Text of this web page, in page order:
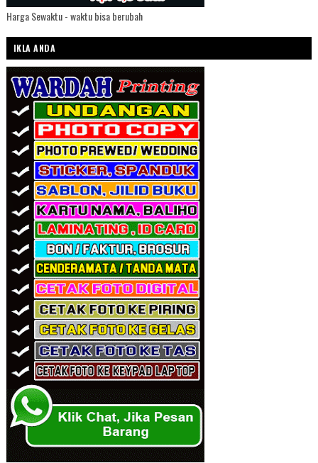
Harga Sewaktu - waktu bisa berubah
IKLA ANDA